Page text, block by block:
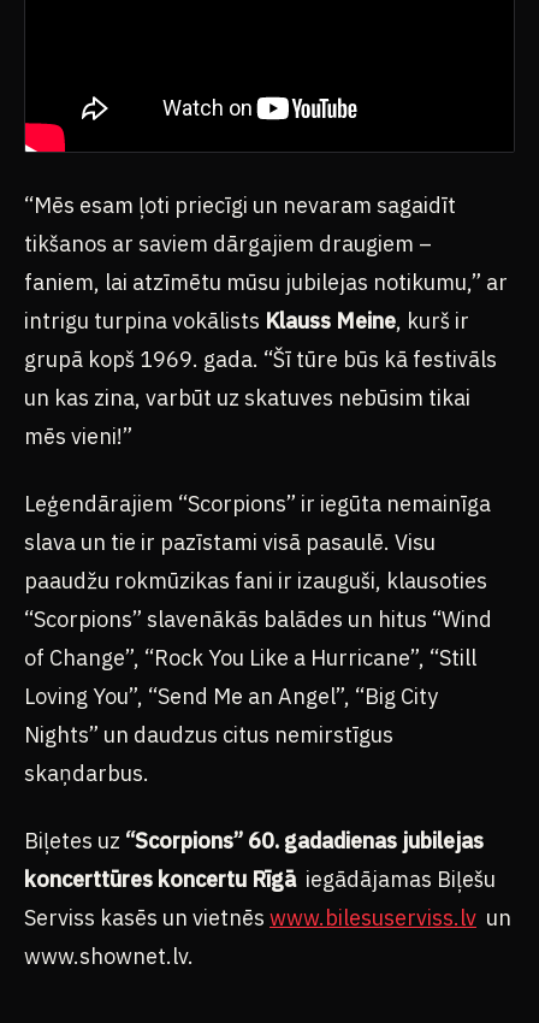
“Mēs esam ļoti priecīgi un nevaram sagaidīt
tikšanos ar saviem dārgajiem draugiem –
faniem, lai atzīmētu mūsu jubilejas notikumu,” ar
intrigu turpina vokālists Klauss Meine, kurš ir
grupā kopš 1969. gada. “Šī tūre būs kā festivāls
un kas zina, varbūt uz skatuves nebūsim tikai
mēs vieni!”
Leģendārajiem “Scorpions” ir iegūta nemainīga
slava un tie ir pazīstami visā pasaulē. Visu
paaudžu rokmūzikas fani ir izauguši, klausoties
“Scorpions” slavenākās balādes un hitus “Wind
of Change”, “Rock You Like a Hurricane”, “Still
Loving You”, “Send Me an Angel”, “Big City
Nights” un daudzus citus nemirstīgus
skaņdarbus.
Biļetes uz “Scorpions” 60. gadadienas jubilejas
koncerttūres koncertu Rīgā iegādājamas Biļešu
Serviss kasēs un vietnēs www.bilesuserviss.lv un
www.shownet.lv.